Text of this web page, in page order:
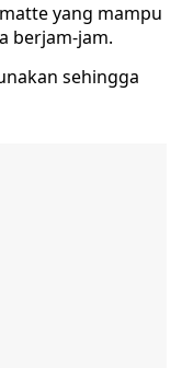
yang mampu
berjam-jam.
sehingga